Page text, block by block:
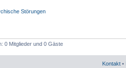
Störungen
0 Mitglieder und 0 Gäste
Kontakt •